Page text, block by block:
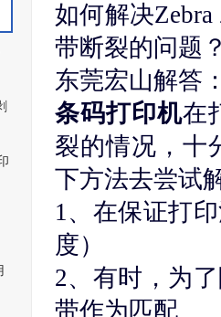
如何解决Zebra
带断裂的问题
东莞宏山解答
条码打印机在
裂的情况，十
下方法去尝试
1、在保证打
度）
2、有时，为
带作为匹配